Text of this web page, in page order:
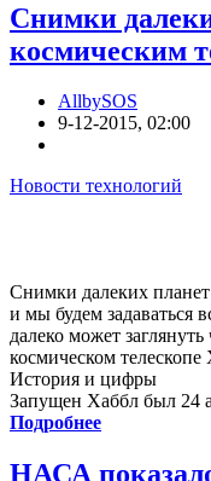
Снимки
космическим
AllbySOS
9-12-2015, 02:00
Новости технологий
Снимки далеких планет
и мы будем задаваться
далеко может
космическом телескопе
История и цифры
Запущен Хаббл был 24
Подробнее
НАСА